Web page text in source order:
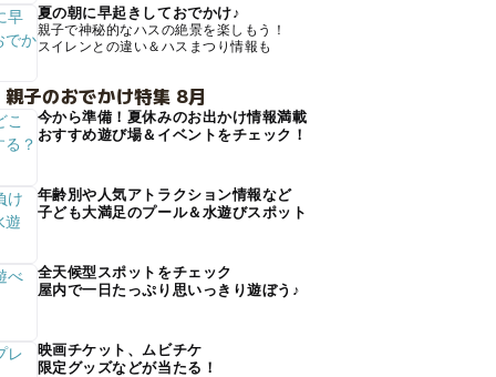
夏の朝に早起きしておでかけ♪
親子で神秘的なハスの絶景を楽しもう！
スイレンとの違い＆ハスまつり情報も
子のおでかけ特集 8月
今から準備！夏休みのお出かけ情報満載
おすすめ遊び場＆イベントをチェック！
年齢別や人気アトラクション情報など
子ども大満足のプール＆水遊びスポット
全天候型スポットをチェック
屋内で一日たっぷり思いっきり遊ぼう♪
映画チケット、ムビチケ
限定グッズなどが当たる！